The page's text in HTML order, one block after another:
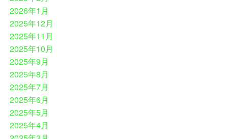
2026年1月
2025年12月
2025年11月
2025年10月
2025年9月
2025年8月
2025年7月
2025年6月
2025年5月
2025年4月